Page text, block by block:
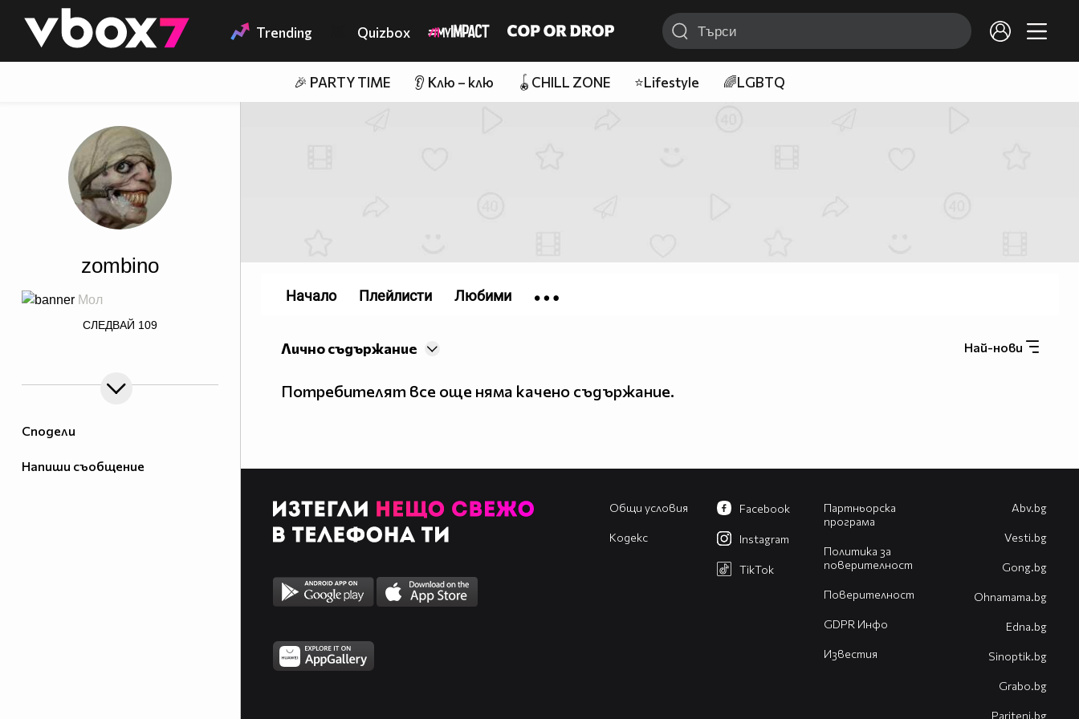
👾 Trending Quizbox
🎉 PARTY TIME 👂 Клю – клю 🪀CHILL ZONE ⭐Lifestyle 🌈LGBTQ
Сподели
Напиши съобщение
zombino
Мол
color=#b8b8b4>я
пи ше
СЛЕДВАЙ 109
Най-нови
Лично съдържание
Потребителят все още няма качено съдържание.
Начало Плейлисти Любими
Общи условия
Кодекс
Партньорска
програма
Политика за
поверителност
Поверителност
GDPR Инфо
Известия
Facebook
Instagram
TikTok
Abv.bg
Vesti.bg
Gong.bg
Оhnamama.bg
Edna.bg
Sinoptik.bg
Grabo.bg
Pariteni.bg